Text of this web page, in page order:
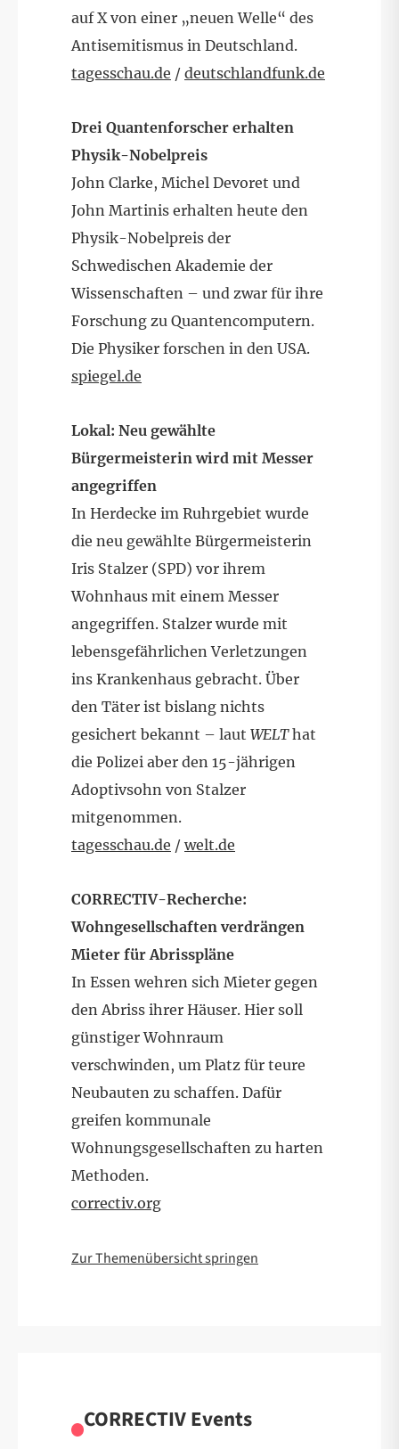
auf X von einer „neuen Welle“ des
Antisemitismus in Deutschland.
tagesschau.de / deutschlandfunk.de
Drei Quantenforscher erhalten
Physik-Nobelpreis
John Clarke, Michel Devoret und
John Martinis erhalten heute den
Physik-Nobelpreis der
Schwedischen Akademie der
Wissenschaften – und zwar für ihre
Forschung zu Quantencomputern.
Die Physiker forschen in den USA.
spiegel.de
Lokal: Neu gewählte
Bürgermeisterin wird mit Messer
angegriffen
In Herdecke im Ruhrgebiet wurde
die neu gewählte Bürgermeisterin
Iris Stalzer (SPD) vor ihrem
Wohnhaus mit einem Messer
angegriffen. Stalzer wurde mit
lebensgefährlichen Verletzungen
ins Krankenhaus gebracht. Über
den Täter ist bislang nichts
gesichert bekannt – laut WELThat
die Polizei aber den 15-jährigen
Adoptivsohn von Stalzer
mitgenommen.
tagesschau.de / welt.de
CORRECTIV-Recherche:
Wohngesellschaften verdrängen
Mieter für Abrisspläne
In Essen wehren sich Mieter gegen
den Abriss ihrer Häuser. Hier soll
günstiger Wohnraum
verschwinden, um Platz für teure
Neubauten zu schaffen. Dafür
greifen kommunale
Wohnungsgesellschaften zu harten
Methoden.
correctiv.org
Zur Themenübersicht springen
CORRECTIV Events